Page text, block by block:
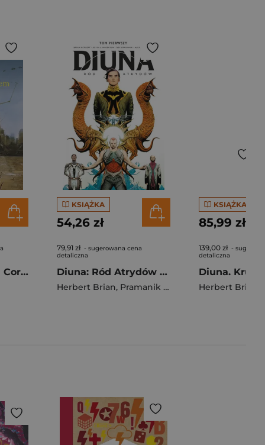
Diuna. Bitwa pod Corrinem. Legendy Diuny. Tom 3 wyd. 2026
KSIĄŻKA
54,26 zł
79,91 zł - sugerowana cena
detaliczna
Diuna: Ród Atrydów Tom 1 wyd. 2025
Herbert Brian, Pramanik Dev Kevin J. Anderson
KSIĄŻKA
85,99 zł
139,00 zł -
detaliczna
Herbert Brian